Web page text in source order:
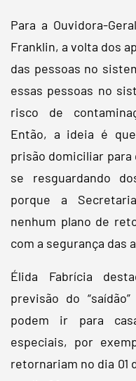
Para a Ouvidora-
Franklin, a volta dos
das pessoas no
essas pessoas no
risco de
Então, a ideia é
prisão domiciliar para
se resguardando
porque a
nenhum plano de
com a segurança das
Élida Fabrícia
previsão do
podem ir para
especiais, por
retornariam no dia 01